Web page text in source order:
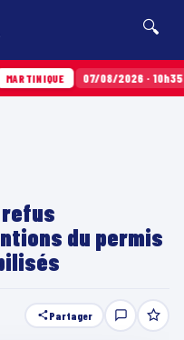
🔍
07/08/2026 · 10h35
refus
du permis
Partager